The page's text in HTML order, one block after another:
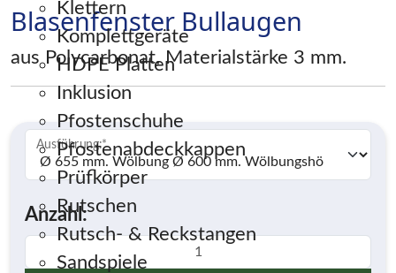
Klettern
Komplettgeräte
HDPE Platten
Inklusion
Pfostenschuhe
Pfostenabdeckkappen
Prüfkörper
Rutschen
Rutsch- & Reckstangen
Sandspiele
Blasenfenster Bullaugen
aus Polycarbonat, Materialstärke 3 mm.
Ausführung:*
Anzahl: